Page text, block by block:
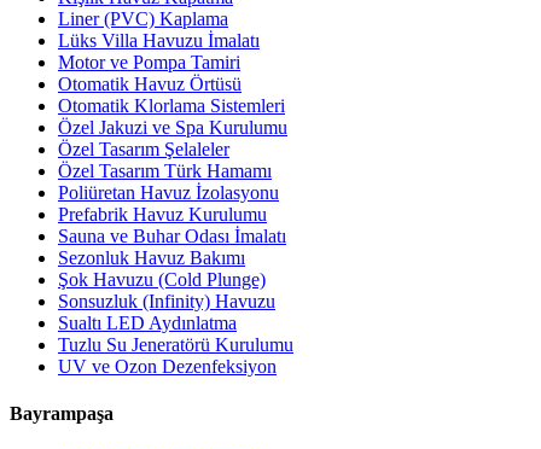
Liner (PVC) Kaplama
Lüks Villa Havuzu İmalatı
Motor ve Pompa Tamiri
Otomatik Havuz Örtüsü
Otomatik Klorlama Sistemleri
Özel Jakuzi ve Spa Kurulumu
Özel Tasarım Şelaleler
Özel Tasarım Türk Hamamı
Poliüretan Havuz İzolasyonu
Prefabrik Havuz Kurulumu
Sauna ve Buhar Odası İmalatı
Sezonluk Havuz Bakımı
Şok Havuzu (Cold Plunge)
Sonsuzluk (Infinity) Havuzu
Sualtı LED Aydınlatma
Tuzlu Su Jeneratörü Kurulumu
UV ve Ozon Dezenfeksiyon
Bayrampaşa